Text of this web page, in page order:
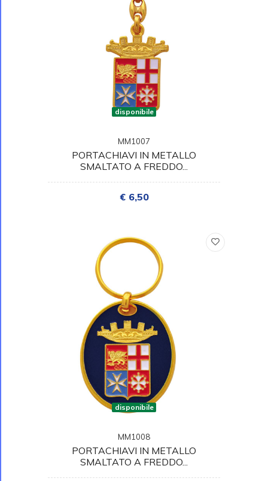
disponibile
MM1007
PORTACHIAVI IN METALLO
SMALTATO A FREDDO...
€ 6,50
disponibile
MM1008
PORTACHIAVI IN METALLO
SMALTATO A FREDDO...